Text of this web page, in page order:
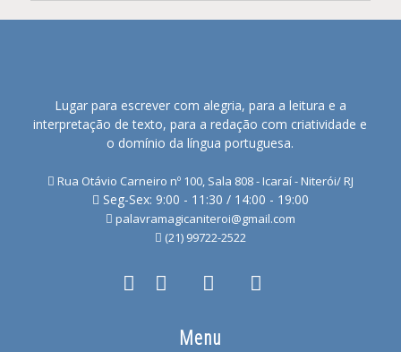
Lugar para escrever com alegria, para a leitura e a
interpretação de texto, para a redação com criatividade e
o domínio da língua portuguesa.
Rua Otávio Carneiro nº 100, Sala 808 - Icaraí - Niterói/ RJ
Seg-Sex: 9:00 - 11:30 / 14:00 - 19:00
palavramagicaniteroi@gmail.com
(21) 99722-2522
Menu